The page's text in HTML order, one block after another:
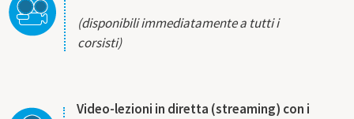
(disponibili immediatamente a tutti i
corsisti)
Video-lezioni in diretta (streaming) con i